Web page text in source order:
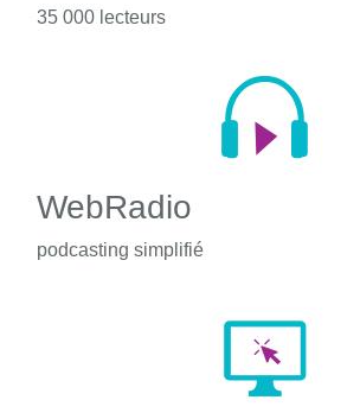
35 000 lecteurs
WebRadio
podcasting simplifié